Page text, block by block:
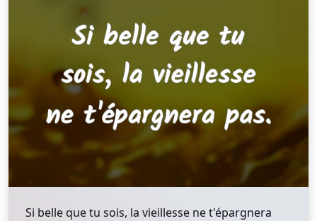
Si belle que tu sois, la vieillesse ne t'épargnera